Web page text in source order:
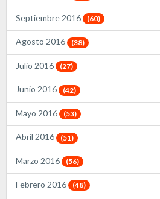
Septiembre 2016 (60)
Agosto 2016 (38)
Julio 2016 (27)
Junio 2016 (42)
Mayo 2016 (53)
Abril 2016 (51)
Marzo 2016 (56)
Febrero 2016 (48)